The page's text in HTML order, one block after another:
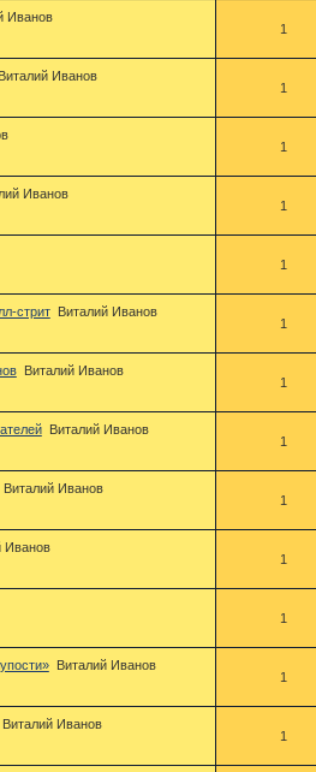
Иванов
1
Виталий Иванов
1
1
Иванов
1
1
стрит
Виталий Иванов
1
Виталий Иванов
1
Виталий Иванов
1
Виталий Иванов
1
Иванов
1
1
Виталий Иванов
1
Виталий Иванов
1